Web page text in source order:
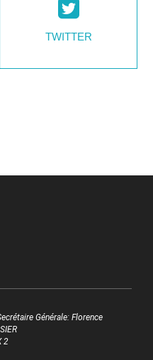
TWITTER
Générale: Florence
2